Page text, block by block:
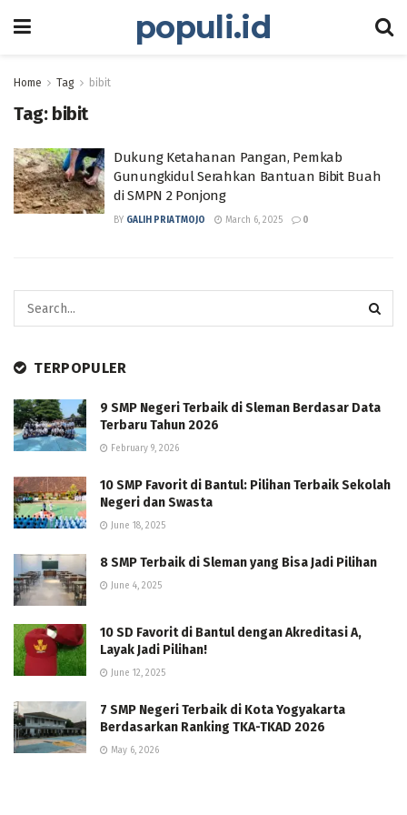
populi.id
Home Tag bibit
Tag: bibit
Dukung Ketahanan Pangan, Pemkab
Gunungkidul Serahkan Bantuan Bibit Buah
di SMPN 2 Ponjong
BY GALIH PRIATMOJO March 6, 2025 0
TERPOPULER
9 SMP Negeri Terbaik di Sleman Berdasar Data
Terbaru Tahun 2026
February 9, 2026
10 SMP Favorit di Bantul: Pilihan Terbaik Sekolah
Negeri dan Swasta
June 18, 2025
8 SMP Terbaik di Sleman yang Bisa Jadi Pilihan
June 4, 2025
10 SD Favorit di Bantul dengan Akreditasi A,
Layak Jadi Pilihan!
June 12, 2025
7 SMP Negeri Terbaik di Kota Yogyakarta
Berdasarkan Ranking TKA-TKAD 2026
May 6, 2026